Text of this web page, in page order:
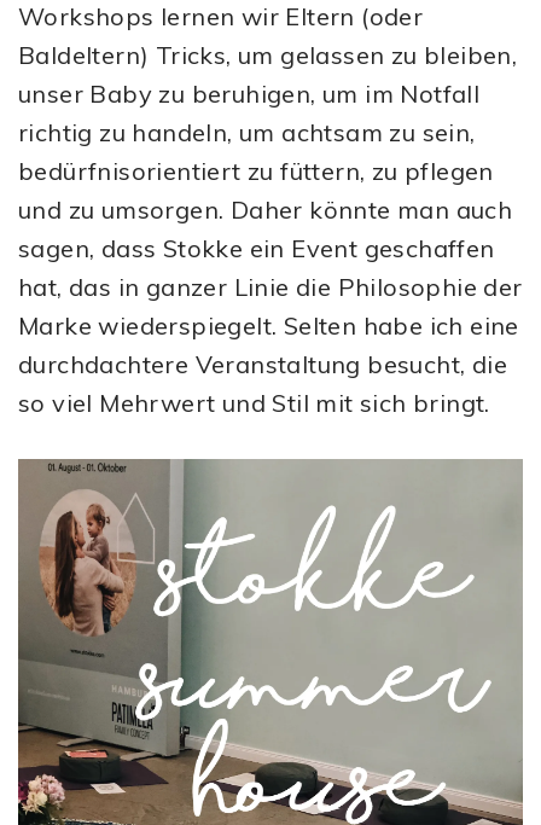
Workshops lernen wir Eltern (oder
Baldeltern) Tricks, um gelassen zu bleiben,
unser Baby zu beruhigen, um im Notfall
richtig zu handeln, um achtsam zu sein,
bedürfnisorientiert zu füttern, zu pflegen
und zu umsorgen. Daher könnte man auch
sagen, dass Stokke ein Event geschaffen
hat, das in ganzer Linie die Philosophie der
Marke wiederspiegelt. Selten habe ich eine
durchdachtere Veranstaltung besucht, die
so viel Mehrwert und Stil mit sich bringt.